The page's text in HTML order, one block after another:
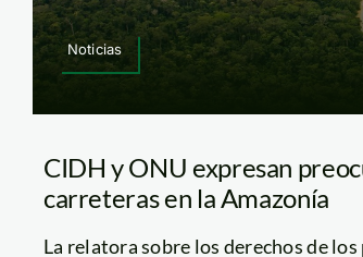
Noticias
CIDH y ONU expresan
carreteras en la Amazonía
La relatora sobre los derechos de